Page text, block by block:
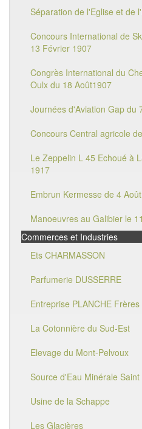
Séparation de l'Eglise et de
Concours International de
13 Février 1907
Congrès International du
Oulx du 18 Août1907
Journées d'Aviation Gap du
Concours Central agricole
Le Zeppelin L 45 Echoué à
1917
Embrun Kermesse de 4
Manoeuvres au Galibier le
Commerces et Industries
Ets CHARMASSON
Parfumerie DUSSERRE
Entreprise PLANCHE Frères
La Cotonnière du Sud-Est
Elevage du Mont-Pelvoux
Source d'Eau Minérale
Usine de la Schappe
Les Glacières